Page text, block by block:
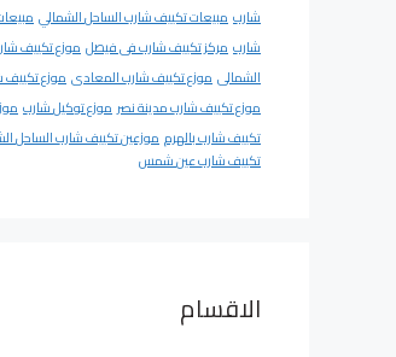
شارب مبيعات تكييف شارب الساحل الشمالي
شارب مركز تكييف شارب فى فيصلموزع تكييف
الشمالى موزع تكييف شارب المعادىموزع
موزع تكييف شارب مدينة نصر موزع توكيل شارب
تكييف شارب بالهرم موزعين تكييف شارب الساحل
تكييف شارب عين شمس
الاقسام